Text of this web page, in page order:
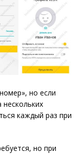
но если
нескольких
каждый раз при
но при